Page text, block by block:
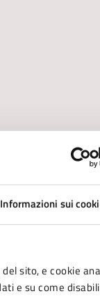
Informazioni sui
sito, e cookie
e su come